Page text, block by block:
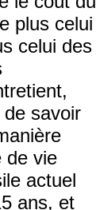
plus celui
celui des
savoir
de vie
actuel
ans, et